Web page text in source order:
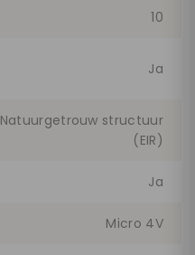
10
Ja
Natuurgetrouw structuur
(EIR)
Ja
Micro 4V